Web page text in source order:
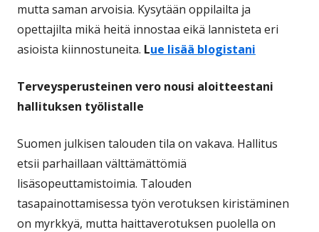
mutta saman arvoisia. Kysytään oppilailta ja
opettajilta mikä heitä innostaa eikä lannisteta eri
asioista kiinnostuneita. Lue lisää blogistani
Terveysperusteinen vero nousi aloitteestani
hallituksen työlistalle
Suomen julkisen talouden tila on vakava. Hallitus
etsii parhaillaan välttämättömiä
lisäsopeuttamistoimia. Talouden
tasapainottamisessa työn verotuksen kiristäminen
on myrkkyä, mutta haittaverotuksen puolella on